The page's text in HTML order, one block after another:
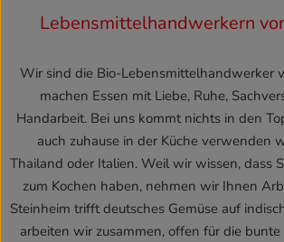
Lebensmittelhandwerkern
Wir sind die Bio-Lebensmittelhandwerker
machen Essen mit Liebe, Ruhe,
Handarbeit. Bei uns kommt nichts in den
auch zuhause in der Küche verwenden
Thailand oder Italien. Weil wir wissen, dass
zum Kochen haben, nehmen wir Ihnen
Steinheim trifft deutsches Gemüse auf
arbeiten wir zusammen, offen für die